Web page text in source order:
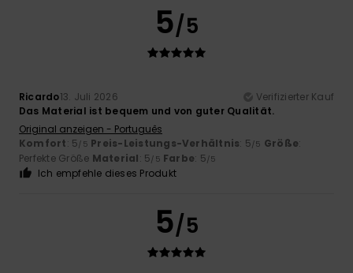
5/5
Ricardo13. Juli 2026
Verifizierter Kauf
Das Material ist bequem und von guter Qualität.
Original anzeigen - Português
Komfort: 5/5 Preis-Leistungs-Verhältnis: 5/5 Größe:
Perfekte Größe Material: 5/5 Farbe: 5/5
Ich empfehle dieses Produkt
5/5